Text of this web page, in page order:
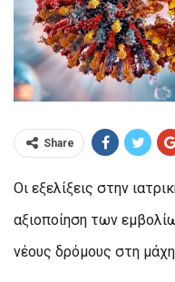
Share
Οι εξελίξεις στην
αξιοποίηση των
νέους δρόμους στη